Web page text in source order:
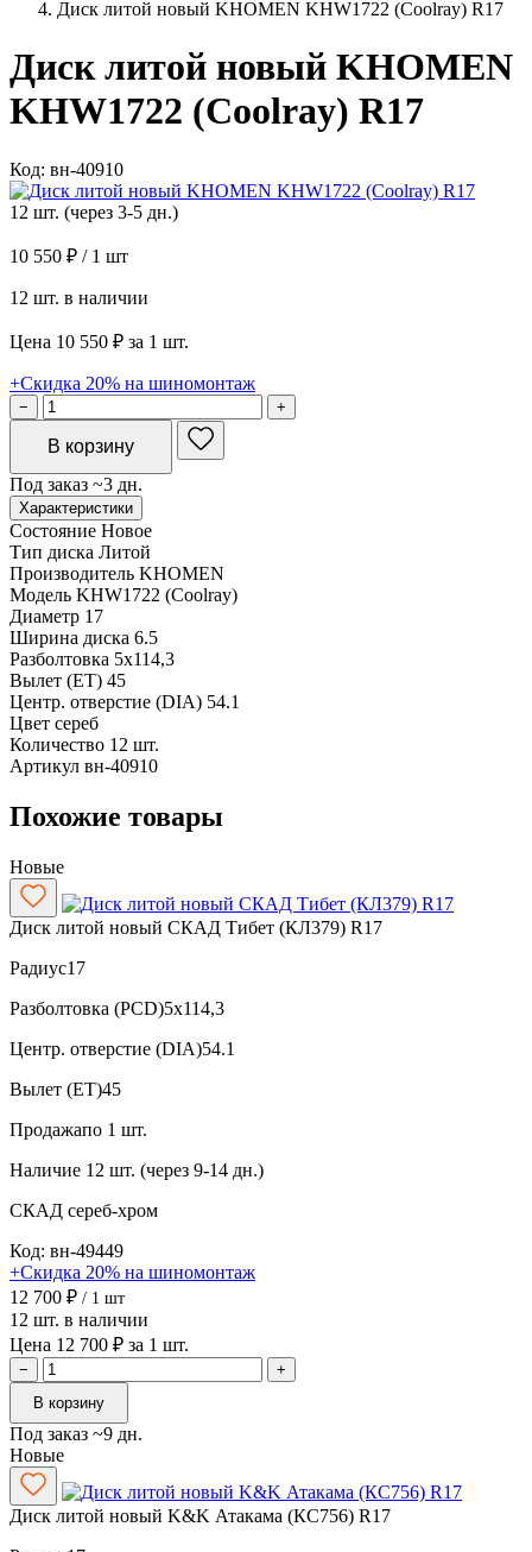
Диск литой новый KHOMEN KHW1722 (Coolray) R17
Диск литой новый KHOMEN
KHW1722 (Coolray) R17
Код: вн-40910
12 шт. (через 3-5 дн.)
10 550 ₽ / 1 шт
12 шт. в наличии
Цена 10 550 ₽ за 1 шт.
+Скидка 20% на шиномонтаж
− +
В корзину
Под заказ ~3 дн.
Характеристики
Состояние Новое
Тип диска Литой
Производитель KHOMEN
Модель KHW1722 (Coolray)
Диаметр 17
Ширина диска 6.5
Разболтовка 5x114,3
Вылет (ET) 45
Центр. отверстие (DIA) 54.1
Цвет сереб
Количество 12 шт.
Артикул вн-40910
Похожие товары
Новые
Диск литой новый СКАД Тибет (КЛ379) R17
Радиус17
Разболтовка (PCD)5x114,3
Центр. отверстие (DIA)54.1
Вылет (ET)45
Продажапо 1 шт.
Наличие 12 шт. (через 9-14 дн.)
СКАД сереб-хром
Код: вн-49449
+Скидка 20% на шиномонтаж
12 700 ₽ / 1 шт
12 шт. в наличии
Цена 12 700 ₽ за 1 шт.
−
+
В корзину
Под заказ ~9 дн.
Новые
Диск литой новый K&K Атакама (КС756) R17